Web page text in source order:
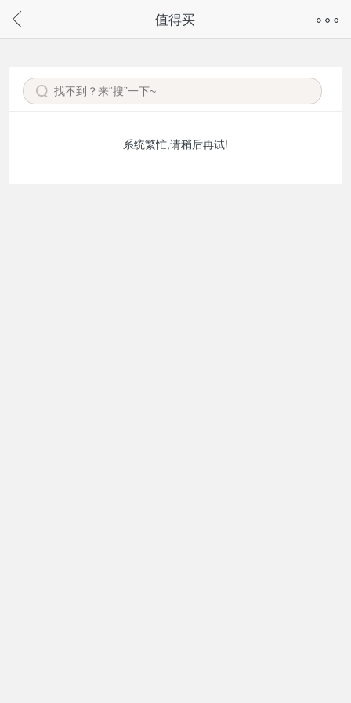
请通过微信或支付宝搜“奇兔客小程序”访问
值得买
系统繁忙,请稍后再试!